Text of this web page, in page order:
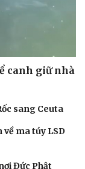
canh giữ nhà
sang Ceuta
về ma túy LSD
Đức Phật